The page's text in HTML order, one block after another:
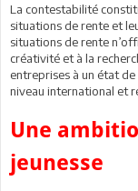
La contestabilité
situations de rente et
situations de rente
créativité et à la
entreprises à un état
niveau international et
Une
jeunesse